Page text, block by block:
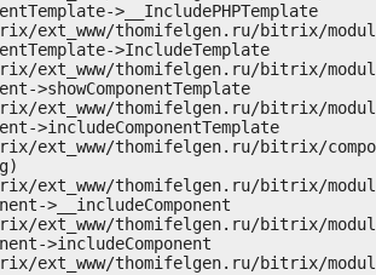
>__IncludePHPTemplate
>IncludeTemplate
>showComponentTemplate
>includeComponentTemplate
>__includeComponent
>includeComponent